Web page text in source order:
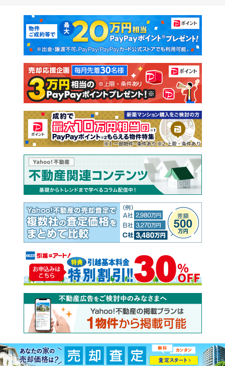
新築マンション 中古マンション
新築一戸建て 中古一戸建て
注文住宅 土地
売却査定
マンションカタログ 教えて！住まいの先生